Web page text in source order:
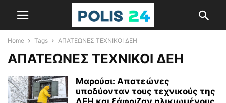
Home Tags ΑΠΑΤΕΩΝΕΣ ΤΕΧΝΙΚΟΙ ΔΕΗ
ΑΠΑΤΕΩΝΕΣ ΤΕΧΝΙΚΟΙ ΔΕΗ
Μαρούσι: Απατεώνες
υποδύονταν τους τεχνικούς της